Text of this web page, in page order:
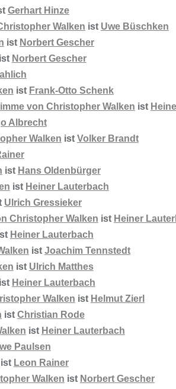
Gerhart Hinze
Walken ist Uwe Büschken
ist Norbert Gescher
ist Norbert Gescher
ist Frank-Otto Schenk
von Christopher Walken ist
Albrecht
Walken ist Volker Brandt
ist Hans Oldenbürger
ist Heiner Lauterbach
Ulrich Gressieker
Christopher Walken ist Heiner
Heiner Lauterbach
ist Joachim Tennstedt
ist Ulrich Matthes
ist Heiner Lauterbach
Walken ist Helmut Zierl
ist Christian Rode
ist Heiner Lauterbach
Paulsen
ist Leon Rainer
Walken ist Norbert Gescher